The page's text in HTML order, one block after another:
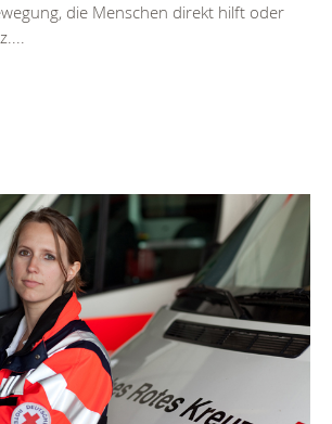
die Menschen direkt hilft oder